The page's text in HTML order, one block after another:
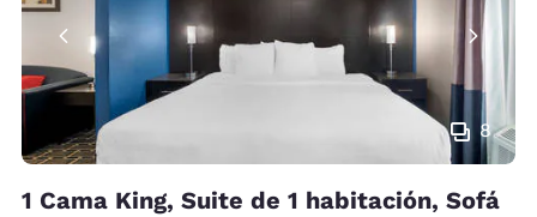
8
1 Cama King, Suite de 1 habitación, Sofá